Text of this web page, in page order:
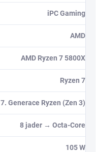
iPC Gaming
AMD
AMD Ryzen 7 5800X
Ryzen 7
7. Generace Ryzen (Zen 3)
8 jader → Octa-Core
105 W